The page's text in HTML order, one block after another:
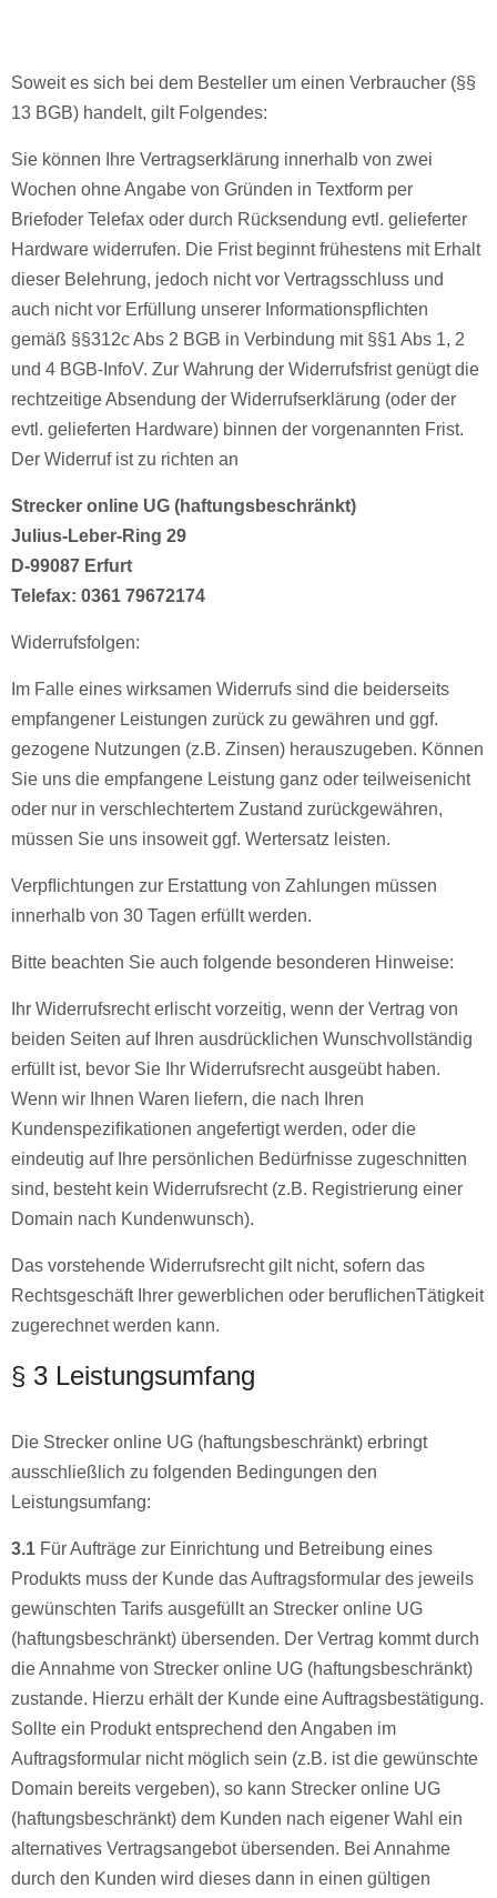
Soweit es sich bei dem Besteller um einen Verbraucher (§§
13 BGB) handelt, gilt Folgendes:
Sie können Ihre Vertragserklärung innerhalb von zwei
Wochen ohne Angabe von Gründen in Textform per
Briefoder Telefax oder durch Rücksendung evtl. gelieferter
Hardware widerrufen. Die Frist beginnt frühestens mit Erhalt
dieser Belehrung, jedoch nicht vor Vertragsschluss und
auch nicht vor Erfüllung unserer Informationspﬂichten
gemäß §§312c Abs 2 BGB in Verbindung mit §§1 Abs 1, 2
und 4 BGB-InfoV. Zur Wahrung der Widerrufsfrist genügt die
rechtzeitige Absendung der Widerrufserklärung (oder der
evtl. gelieferten Hardware) binnen der vorgenannten Frist.
Der Widerruf ist zu richten an
Strecker online UG (haftungsbeschränkt)
Julius-Leber-Ring 29
D-99087 Erfurt
Telefax: 0361 79672174
Widerrufsfolgen:
Im Falle eines wirksamen Widerrufs sind die beiderseits
empfangener Leistungen zurück zu gewähren und ggf.
gezogene Nutzungen (z.B. Zinsen) herauszugeben. Können
Sie uns die empfangene Leistung ganz oder teilweisenicht
oder nur in verschlechtertem Zustand zurückgewähren,
müssen Sie uns insoweit ggf. Wertersatz leisten.
Verpﬂichtungen zur Erstattung von Zahlungen müssen
innerhalb von 30 Tagen erfüllt werden.
Bitte beachten Sie auch folgende besonderen Hinweise:
Ihr Widerrufsrecht erlischt vorzeitig, wenn der Vertrag von
beiden Seiten auf Ihren ausdrücklichen Wunschvollständig
erfüllt ist, bevor Sie Ihr Widerrufsrecht ausgeübt haben.
Wenn wir Ihnen Waren liefern, die nach Ihren
Kundenspeziﬁkationen angefertigt werden, oder die
eindeutig auf Ihre persönlichen Bedürfnisse zugeschnitten
sind, besteht kein Widerrufsrecht (z.B. Registrierung einer
Domain nach Kundenwunsch).
Das vorstehende Widerrufsrecht gilt nicht, sofern das
Rechtsgeschäft Ihrer gewerblichen oder beruﬂichenTätigkeit
zugerechnet werden kann.
§ 3 Leistungsumfang
Die Strecker online UG (haftungsbeschränkt) erbringt
ausschließlich zu folgenden Bedingungen den
Leistungsumfang:
3.1 Für Aufträge zur Einrichtung und Betreibung eines
Produkts muss der Kunde das Auftragsformular des jeweils
gewünschten Tarifs ausgefüllt an Strecker online UG
(haftungsbeschränkt) übersenden. Der Vertrag kommt durch
die Annahme von Strecker online UG (haftungsbeschränkt)
zustande. Hierzu erhält der Kunde eine Auftragsbestätigung.
Sollte ein Produkt entsprechend den Angaben im
Auftragsformular nicht möglich sein (z.B. ist die gewünschte
Domain bereits vergeben), so kann Strecker online UG
(haftungsbeschränkt) dem Kunden nach eigener Wahl ein
alternatives Vertragsangebot übersenden. Bei Annahme
durch den Kunden wird dieses dann in einen gültigen